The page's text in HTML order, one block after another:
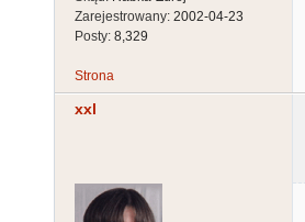
Zarejestrowany: 2002-04-23
Posty: 8,329
Strona
xxl